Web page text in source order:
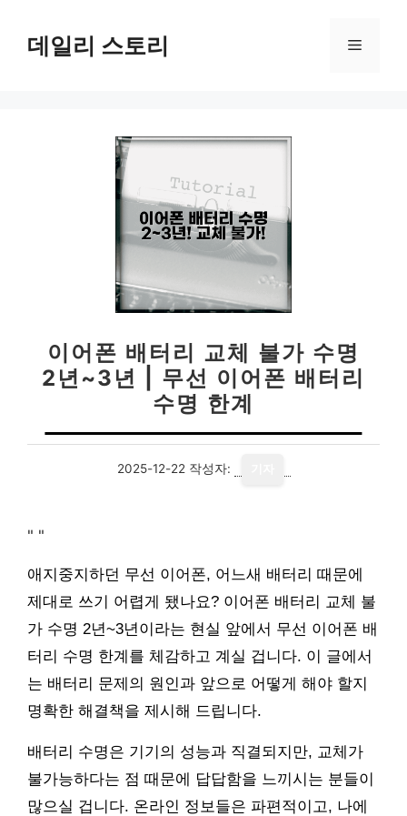
데일리 스토리 메
이어폰 배터리 교체 불가 수명
2년~3년 | 무선 이어폰 배터리
수명 한계
2025-12-22 작성자:
" "
애지중지하던 무선 이어폰, 어느새 배터리 때문에
제대로 쓰기 어렵게 됐나요? 이어폰 배터리 교체 불
가 수명 2년~3년이라는 현실 앞에서 무선 이어폰 배
터리 수명 한계를 체감하고 계실 겁니다. 이 글에서
는 배터리 문제의 원인과 앞으로 어떻게 해야 할지
명확한 해결책을 제시해 드립니다.
배터리 수명은 기기의 성능과 직결되지만, 교체가
불가능하다는 점 때문에 답답함을 느끼시는 분들이
많으실 겁니다. 온라인 정보들은 파편적이고, 나에